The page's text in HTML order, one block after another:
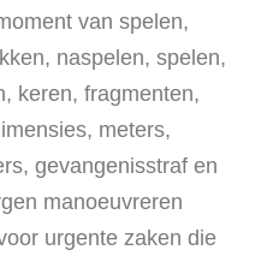
van spelen,
naspelen, spelen,
keren, fragmenten,
meters,
gevangenisstraf en
manoeuvreren
urgente zaken die